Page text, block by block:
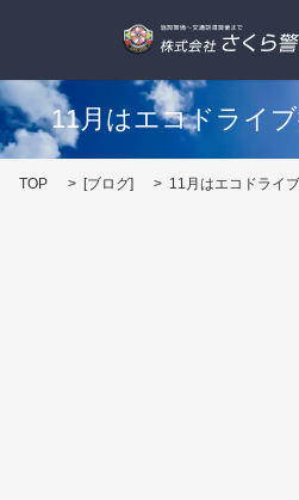
11月はエコドライブ
TOP [ブログ] 11月はエコドライ